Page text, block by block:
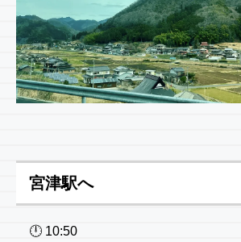
宮津駅へ
🕛 10:50